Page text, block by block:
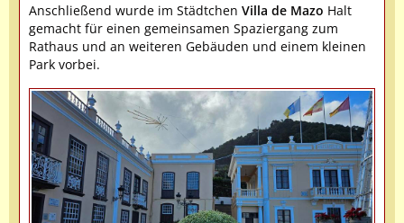
Anschließend wurde im Städtchen Villa de Mazo Halt
gemacht für einen gemeinsamen Spaziergang zum
Rathaus und an weiteren Gebäuden und einem kleinen
Park vorbei.